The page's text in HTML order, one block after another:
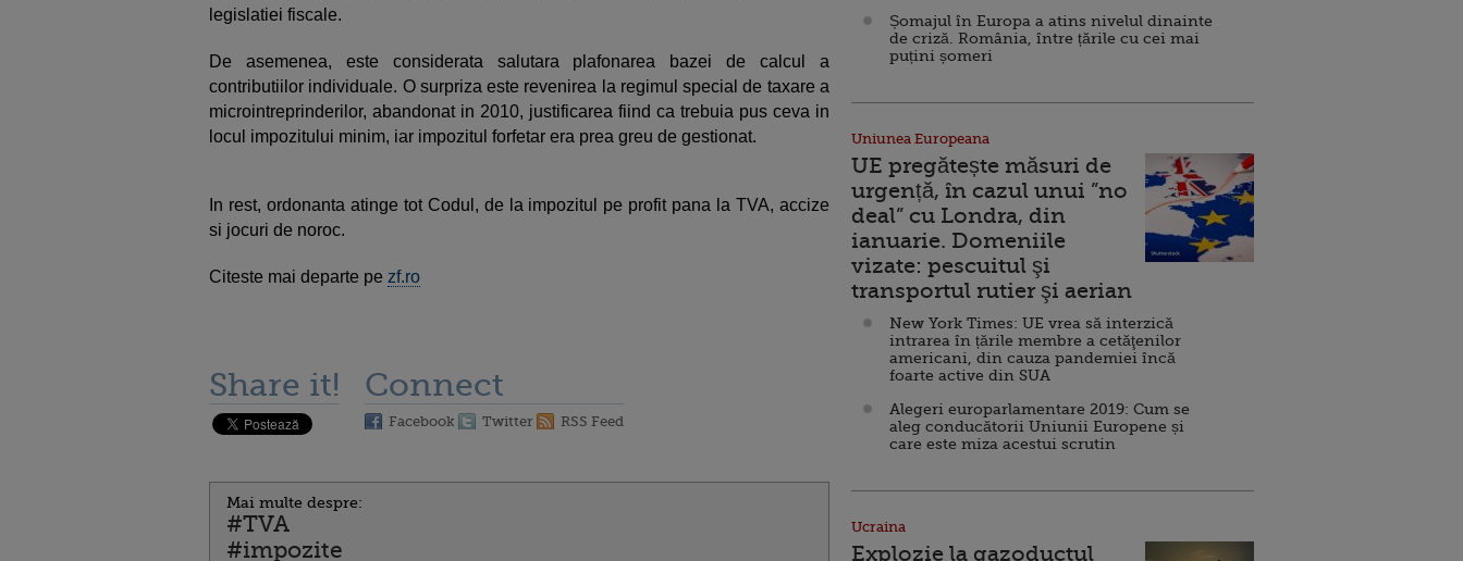
legislatiei fiscale.
De asemenea, este considerata salutara plafonarea bazei de calcul a
contributiilor individuale. O surpriza este revenirea la regimul special de taxare a
microintreprinderilor, abandonat in 2010, justificarea fiind ca trebuia pus ceva in
locul impozitului minim, iar impozitul forfetar era prea greu de gestionat.
In rest, ordonanta atinge tot Codul, de la impozitul pe profit pana la TVA, accize
si jocuri de noroc.
Citeste mai departe pe zf.ro
Share it! Connect
Facebook Twitter RSS Feed
Mai multe despre:
#TVA
#impozite
Șomajul în Europa a atins nivelul dinainte
de criză. România, între țările cu cei mai
puțini șomeri
Uniunea Europeana
UE pregătește măsuri de
urgență, în cazul unui ”no
deal” cu Londra, din
ianuarie. Domeniile
vizate: pescuitul şi
transportul rutier şi aerian
New York Times: UE vrea să interzică
intrarea în țările membre a cetăţenilor
americani, din cauza pandemiei încă
foarte active din SUA
Alegeri europarlamentare 2019: Cum se
aleg conducătorii Uniunii Europene și
care este miza acestui scrutin
Ucraina
Explozie la gazoductul